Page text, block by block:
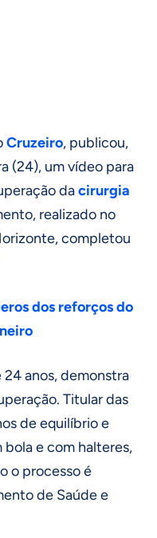
Cruzeiro, publicou,
(24), um vídeo para
dacirurgia
realizado no
completou
dos reforços do
24 anos, demonstra
Titular das
de equilíbrio e
e com halteres,
o processo é
de Saúde e